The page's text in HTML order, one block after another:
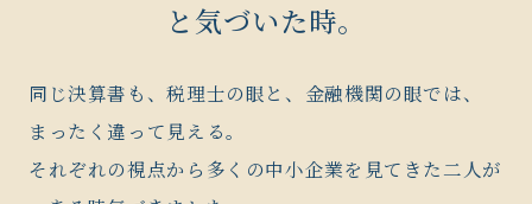
と気づいた時。
同じ決算書も、税理士の眼と、金融機関の眼では、
まったく違って見える。
それぞれの視点から多くの中小企業を見てきた二人が